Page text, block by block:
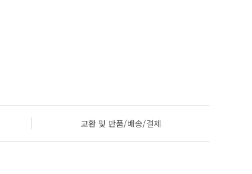
교환 및 반품/배송/결제